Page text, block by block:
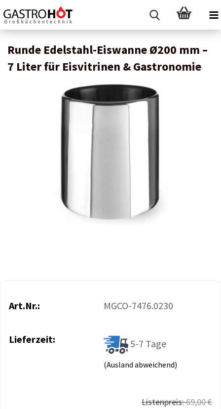
Runde Edelstahl-Eiswanne Ø200 mm –
7 Liter für Eisvitrinen & Gastronomie
Art.Nr.: MGCO-7476.0230
Lieferzeit: 5-7 Tage
(Ausland abweichend)
Listenpreis:69,00 €